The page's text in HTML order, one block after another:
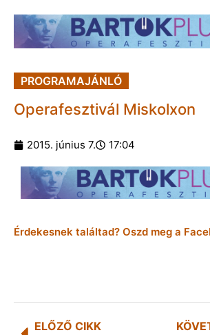
PROGRAMAJÁNLÓ
Operafesztivál Miskolxon
2015. június 7. 17:04
Érdekesnek találtad? Oszd meg a
ELŐZŐ CIKK